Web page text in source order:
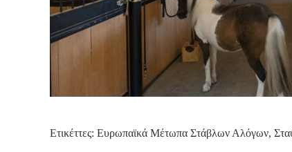
Ετικέττες: Ευρωπαϊκά Μέτωπα Στάβλων Αλόγων,